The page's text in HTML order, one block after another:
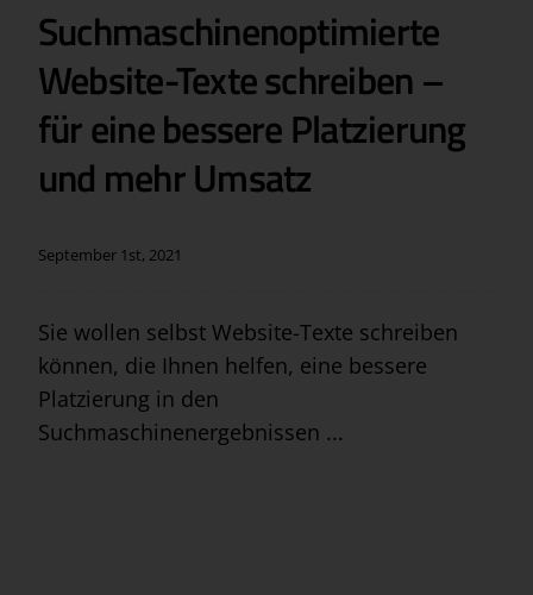
Suchmaschinenoptimierte
Website-Texte schreiben –
für eine bessere Platzierung
und mehr Umsatz
September 1st, 2021
Sie wollen selbst Website-Texte schreiben
können, die Ihnen helfen, eine bessere
Platzierung in den
Suchmaschinenergebnissen ...